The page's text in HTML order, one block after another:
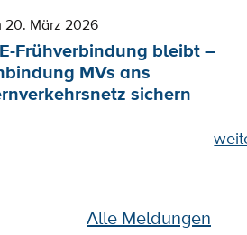
20. März 2026
Frühverbindung bleibt –
MVs ans
sichern
Alle Meldungen